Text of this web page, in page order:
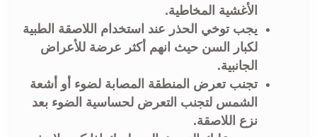
الأغشية المخاطية.
يجب توخي الحذر عند استخدام اللاصقة الطبية
لكبار السن حيث انهم أكثر عرضة للأعراض
الجانبية.
تجنب تعرض المنطقة المصابة لضوء أو أشعة
الشمس لتجنب التعرض لحساسية الضوء بعد
نزع اللاصقة.